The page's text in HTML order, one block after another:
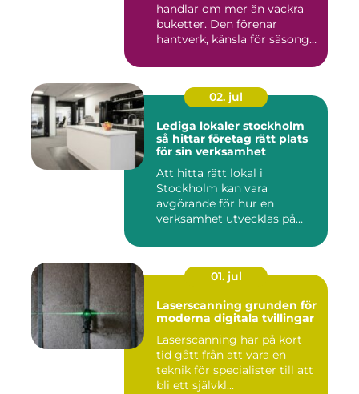
handlar om mer än vackra
buketter. Den förenar
hantverk, känsla för säsong
02. jul
Lediga lokaler stockholm
så hittar företag rätt plats
för sin verksamhet
Att hitta rätt lokal i
Stockholm kan vara
avgörande för hur en
verksamhet utvecklas på
01. jul
Laserscanning grunden för
moderna digitala tvillingar
Laserscanning har på kort
tid gått från att vara en
teknik för specialister till att
bli ett självkl...